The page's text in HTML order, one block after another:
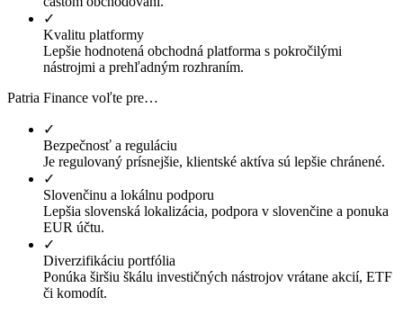
✓
Kvalitu platformy
Lepšie hodnotená obchodná platforma s pokročilými
nástrojmi a prehľadným rozhraním.
Patria Finance voľte pre…
✓
Bezpečnosť a reguláciu
Je regulovaný prísnejšie, klientské aktíva sú lepšie chránené.
✓
Slovenčinu a lokálnu podporu
Lepšia slovenská lokalizácia, podpora v slovenčine a ponuka
EUR účtu.
✓
Diverzifikáciu portfólia
Ponúka širšiu škálu investičných nástrojov vrátane akcií, ETF
či komodít.